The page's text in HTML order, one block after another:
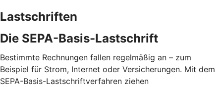
Lastschriften
Die SEPA-Basis-Lastschrift
Bestimmte Rechnungen fallen regelmäßig an – zum
Beispiel für Strom, Internet oder Versicherungen. Mit dem
SEPA-Basis-Lastschriftverfahren ziehen